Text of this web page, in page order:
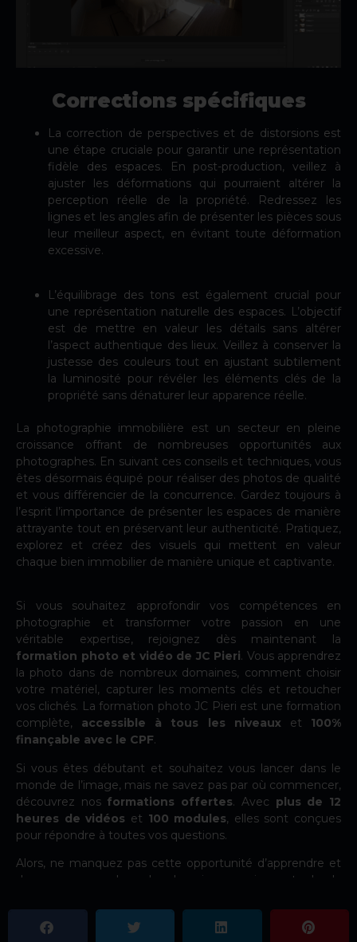
Corrections spécifiques
La correction de perspectives et de distorsions est
une étape cruciale pour garantir une représentation
fidèle des espaces. En post-production, veillez à
ajuster les déformations qui pourraient altérer la
perception réelle de la propriété. Redressez les
lignes et les angles afin de présenter les pièces sous
leur meilleur aspect, en évitant toute déformation
excessive.
L’équilibrage des tons est également crucial pour
une représentation naturelle des espaces. L’objectif
est de mettre en valeur les détails sans altérer
l’aspect authentique des lieux. Veillez à conserver la
justesse des couleurs tout en ajustant subtilement
la luminosité pour révéler les éléments clés de la
propriété sans dénaturer leur apparence réelle.
La photographie immobilière est un secteur en pleine
croissance offrant de nombreuses opportunités aux
photographes. En suivant ces conseils et techniques, vous
êtes désormais équipé pour réaliser des photos de qualité
et vous différencier de la concurrence. Gardez toujours à
l’esprit l’importance de présenter les espaces de manière
attrayante tout en préservant leur authenticité. Pratiquez,
explorez et créez des visuels qui mettent en valeur
chaque bien immobilier de manière unique et captivante.
Si vous souhaitez approfondir vos compétences en
photographie et transformer votre passion en une
véritable expertise, rejoignez dès maintenant la
formation photo et vidéo de JC Pieri. Vous apprendrez
la photo dans de nombreux domaines, comment choisir
votre matériel, capturer les moments clés et retoucher
vos clichés. La formation photo JC Pieri est une formation
complète, accessible à tous les niveauxet 100%
finançable avec le CPF.
Si vous êtes débutant et souhaitez vous lancer dans le
monde de l’image, mais ne savez pas par où commencer,
découvrez nos formations offertes. Avec plus de 12
heures de vidéos et 100 modules, elles sont conçues
pour répondre à toutes vos questions.
Alors, ne manquez pas cette opportunité d’apprendre et
de progresser dans le domaine passionnant de la